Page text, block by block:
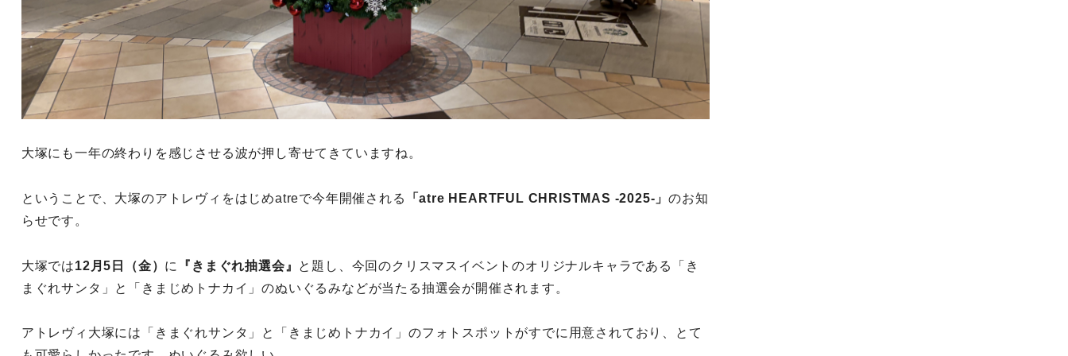
大塚にも一年の終わりを感じさせる波が押し寄せてきていますね。
ということで、大塚のアトレヴィをはじめatreで今年開催される 「atre HEARTFUL CHRISTMAS -2025-」のお知
らせです。
大塚では12月5日（金） に 『きまぐれ抽選会』 と題し、今回のクリスマスイベントのオリジナルキャラである「き
まぐれサンタ」と「きまじめトナカイ」のぬいぐるみなどが当たる抽選会が開催されます。
アトレヴィ大塚には「きまぐれサンタ」と「きまじめトナカイ」のフォトスポットがすでに用意されており、とて